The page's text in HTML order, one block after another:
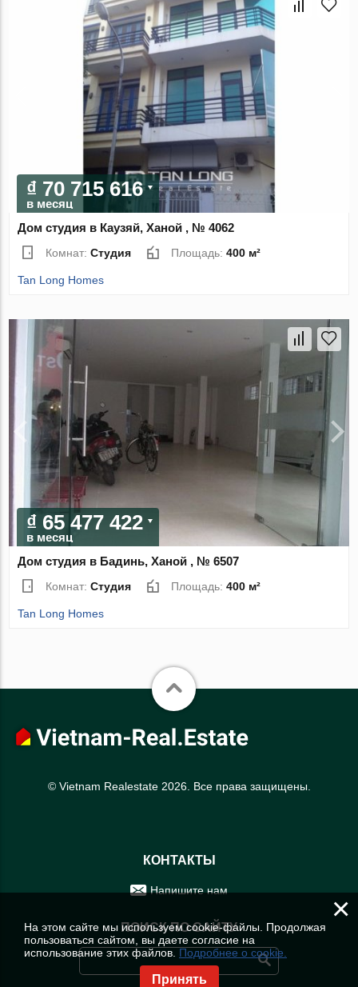
₫ 70 715 616
в месяц
Дом студия в Каузяй, Ханой , № 4062
Комнат:Студия Площадь:400 м²
Tan Long Homes
₫ 65 477 422
в месяц
Дом студия в Бадинь, Ханой , № 6507
Комнат:Студия Площадь:400 м²
Tan Long Homes
© Vietnam Realestate 2026. Все права защищены.
КОНТАКТЫ
Напишите нам
ПОИСК ПО САЙТУ
×
На этом сайте мы используем cookie-файлы. Продолжая
пользоваться сайтом, вы даете согласие на
использование этих файлов. Подробнее о cookie.
Принять